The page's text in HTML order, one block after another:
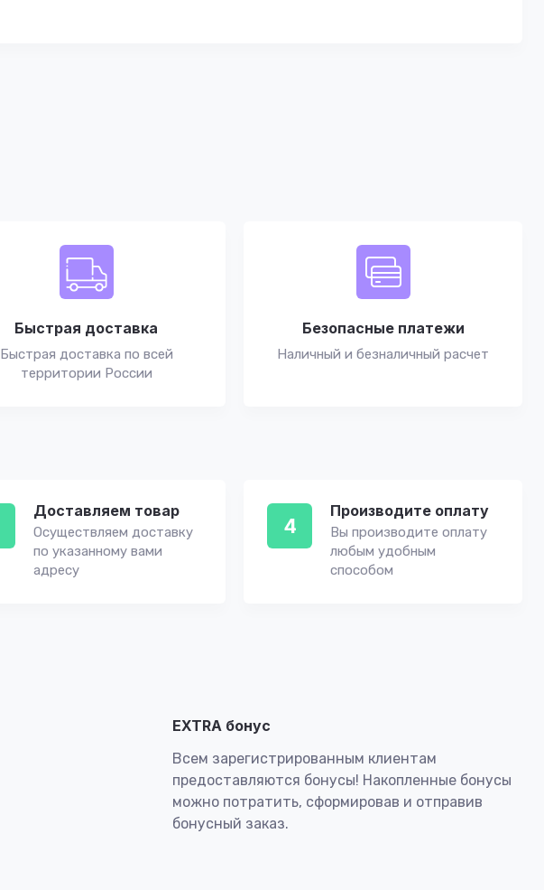
Быстрая доставка
Быстрая доставка по всей
территории России
Безопасные платежи
Наличный и безналичный расчет
Доставляем товар
Осуществляем доставку
по указанному вами
адресу
4
Производите оплату
Вы производите оплату
любым удобным
способом
EXTRA бонус
Всем зарегистрированным клиентам
предоставляются бонусы! Накопленные бонусы
можно потратить, сформировав и отправив
бонусный заказ.